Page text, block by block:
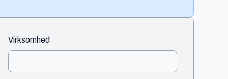
Virksomhed